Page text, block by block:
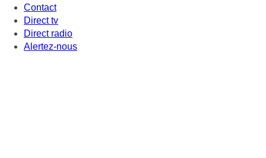
Contact
Direct tv
Direct radio
Alertez-nous